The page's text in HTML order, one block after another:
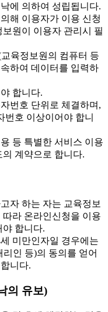
에 의하여 성립됩니다.
해 이용자가 이용 신청
원이 이용자 관리시 필
육정보원의 컴퓨터 등
하여 데이터를 입력하
합니다.
번호 단위로 체결하며,
번호 이상이어야 합니
등 특별한 서비스 이용
계약으로 합니다.
자 하는 자는 교육정보
라 온라인신청을 이용
야 합니다.
미만인자일 경우에는
인 등)의 동의를 얻어
니다.
의 유보)